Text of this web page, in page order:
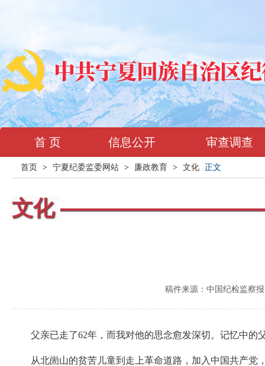
首 页 信息公开 审查调查
首页 > 宁夏纪委监委网站 > 廉政教育 > 文化 正文
文化
稿件来源：中国纪检监察报
父亲已走了62年，而我对他的思念愈发深切。记忆中的
从北崮山的贫苦儿童到走上革命道路，加入中国共产党